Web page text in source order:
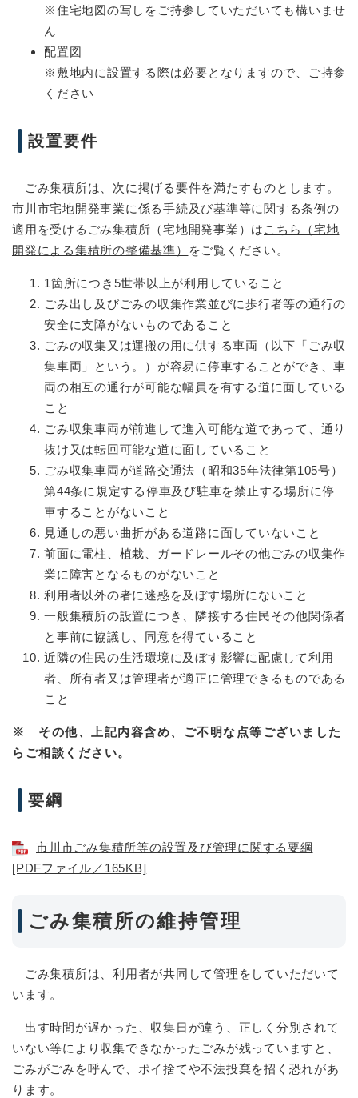
※住宅地図の写しをご持参していただいても構いませ
ん
配置図
※敷地内に設置する際は必要となりますので、ご持参
ください
設置要件
ごみ集積所は、次に掲げる要件を満たすものとします。
市川市宅地開発事業に係る手続及び基準等に関する条例の
適用を受けるごみ集積所（宅地開発事業）は こちら（宅地
開発による集積所の整備基準）
をご覧ください。
1箇所につき5世帯以上が利用していること
ごみ出し及びごみの収集作業並びに歩行者等の通行の
安全に支障がないものであること
ごみの収集又は運搬の用に供する車両（以下「ごみ収
集車両」という。）が容易に停車することができ、車
両の相互の通行が可能な幅員を有する道に面している
こと
ごみ収集車両が前進して進入可能な道であって、通り
抜け又は転回可能な道に面していること
ごみ収集車両が道路交通法（昭和35年法律第105号）
第44条に規定する停車及び駐車を禁止する場所に停
車することがないこと
見通しの悪い曲折がある道路に面していないこと
前面に電柱、植栽、ガードレールその他ごみの収集作
業に障害となるものがないこと
利用者以外の者に迷惑を及ぼす場所にないこと
一般集積所の設置につき、隣接する住民その他関係者
と事前に協議し、同意を得ていること
近隣の住民の生活環境に及ぼす影響に配慮して利用
者、所有者又は管理者が適正に管理できるものである
こと
※ その他、上記内容含め、ご不明な点等ございました
らご相談ください。
要綱
市川市ごみ集積所等の設置及び管理に関する要綱
[PDFファイル／165KB]
ごみ集積所の維持管理
ごみ集積所は、利用者が共同して管理をしていただいて
います。
出す時間が遅かった、収集日が違う、正しく分別されて
いない等により収集できなかったごみが残っていますと、
ごみがごみを呼んで、ポイ捨てや不法投棄を招く恐れがあ
ります。